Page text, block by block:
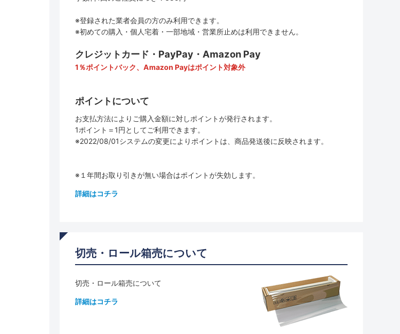
※登録された業者会員の方のみ利用できます。
※初めての購入・個人宅着・一部地域・営業所止めは利用できません。
クレジットカード・PayPay・Amazon Pay
1％ポイントバック、Amazon Payはポイント対象外
ポイントについて
お支払方法によりご購入金額に対しポイントが発行されます。
1ポイント＝1円としてご利用できます。
※2022/08/01システムの変更によりポイントは、商品発送後に反映されます。
※１年間お取り引きが無い場合はポイントが失効します。
詳細はコチラ
切売・ロール箱売について
切売・ロール箱売について
詳細はコチラ